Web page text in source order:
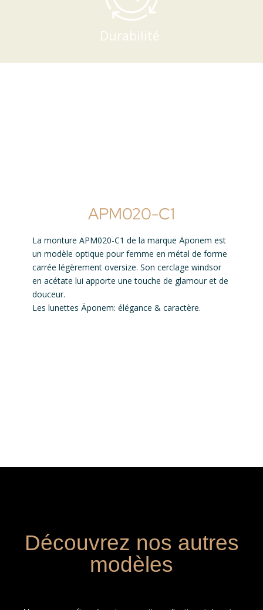
Durabilité
APM020-C1
La monture APM020-C1 de la marque Äponem est
un modèle optique pour femme en métal de forme
carrée légèrement oversize. Son cerclage windsor
en acétate lui apporte une touche de glamour et de
douceur.
Les lunettes Äponem: élégance & caractère.
Découvrez nos autres
modèles